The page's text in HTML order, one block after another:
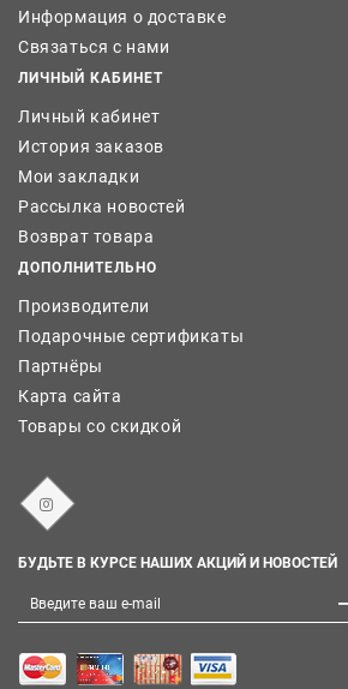
Информация о доставке
Связаться с нами
ЛИЧНЫЙ КАБИНЕТ
Личный кабинет
История заказов
Мои закладки
Рассылка новостей
Возврат товара
ДОПОЛНИТЕЛЬНО
Производители
Подарочные сертификаты
Партнёры
Карта сайта
Товары со скидкой
БУДЬТЕ В КУРСЕ НАШИХ АКЦИЙ И НОВОСТЕЙ